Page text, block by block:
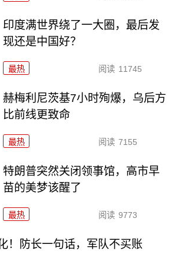
印度满世界绕了一大圈，最后发
现还是中国好？
最热 阅读 11745
赫梅利尼茨基7小时殉爆，乌后方
比前线更致命
最热 阅读 7155
特朗普突然关闭领事馆，高市早
苗的美梦该醒了
最热 阅读 9773
！防长一句话，军队不买账